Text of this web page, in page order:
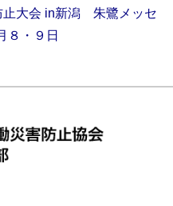
大会 in新潟 朱鷺メッセ
８・９日